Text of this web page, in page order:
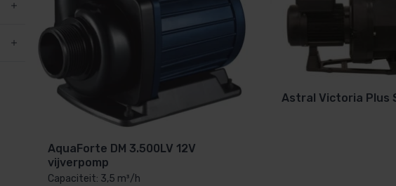
AquaForte DM 3.500LV 12V
vijverpomp
Capaciteit: 3,5 m³/h
Astral Victoria Plus